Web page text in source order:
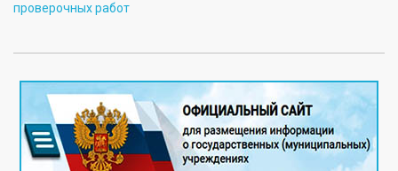
проверочных работ